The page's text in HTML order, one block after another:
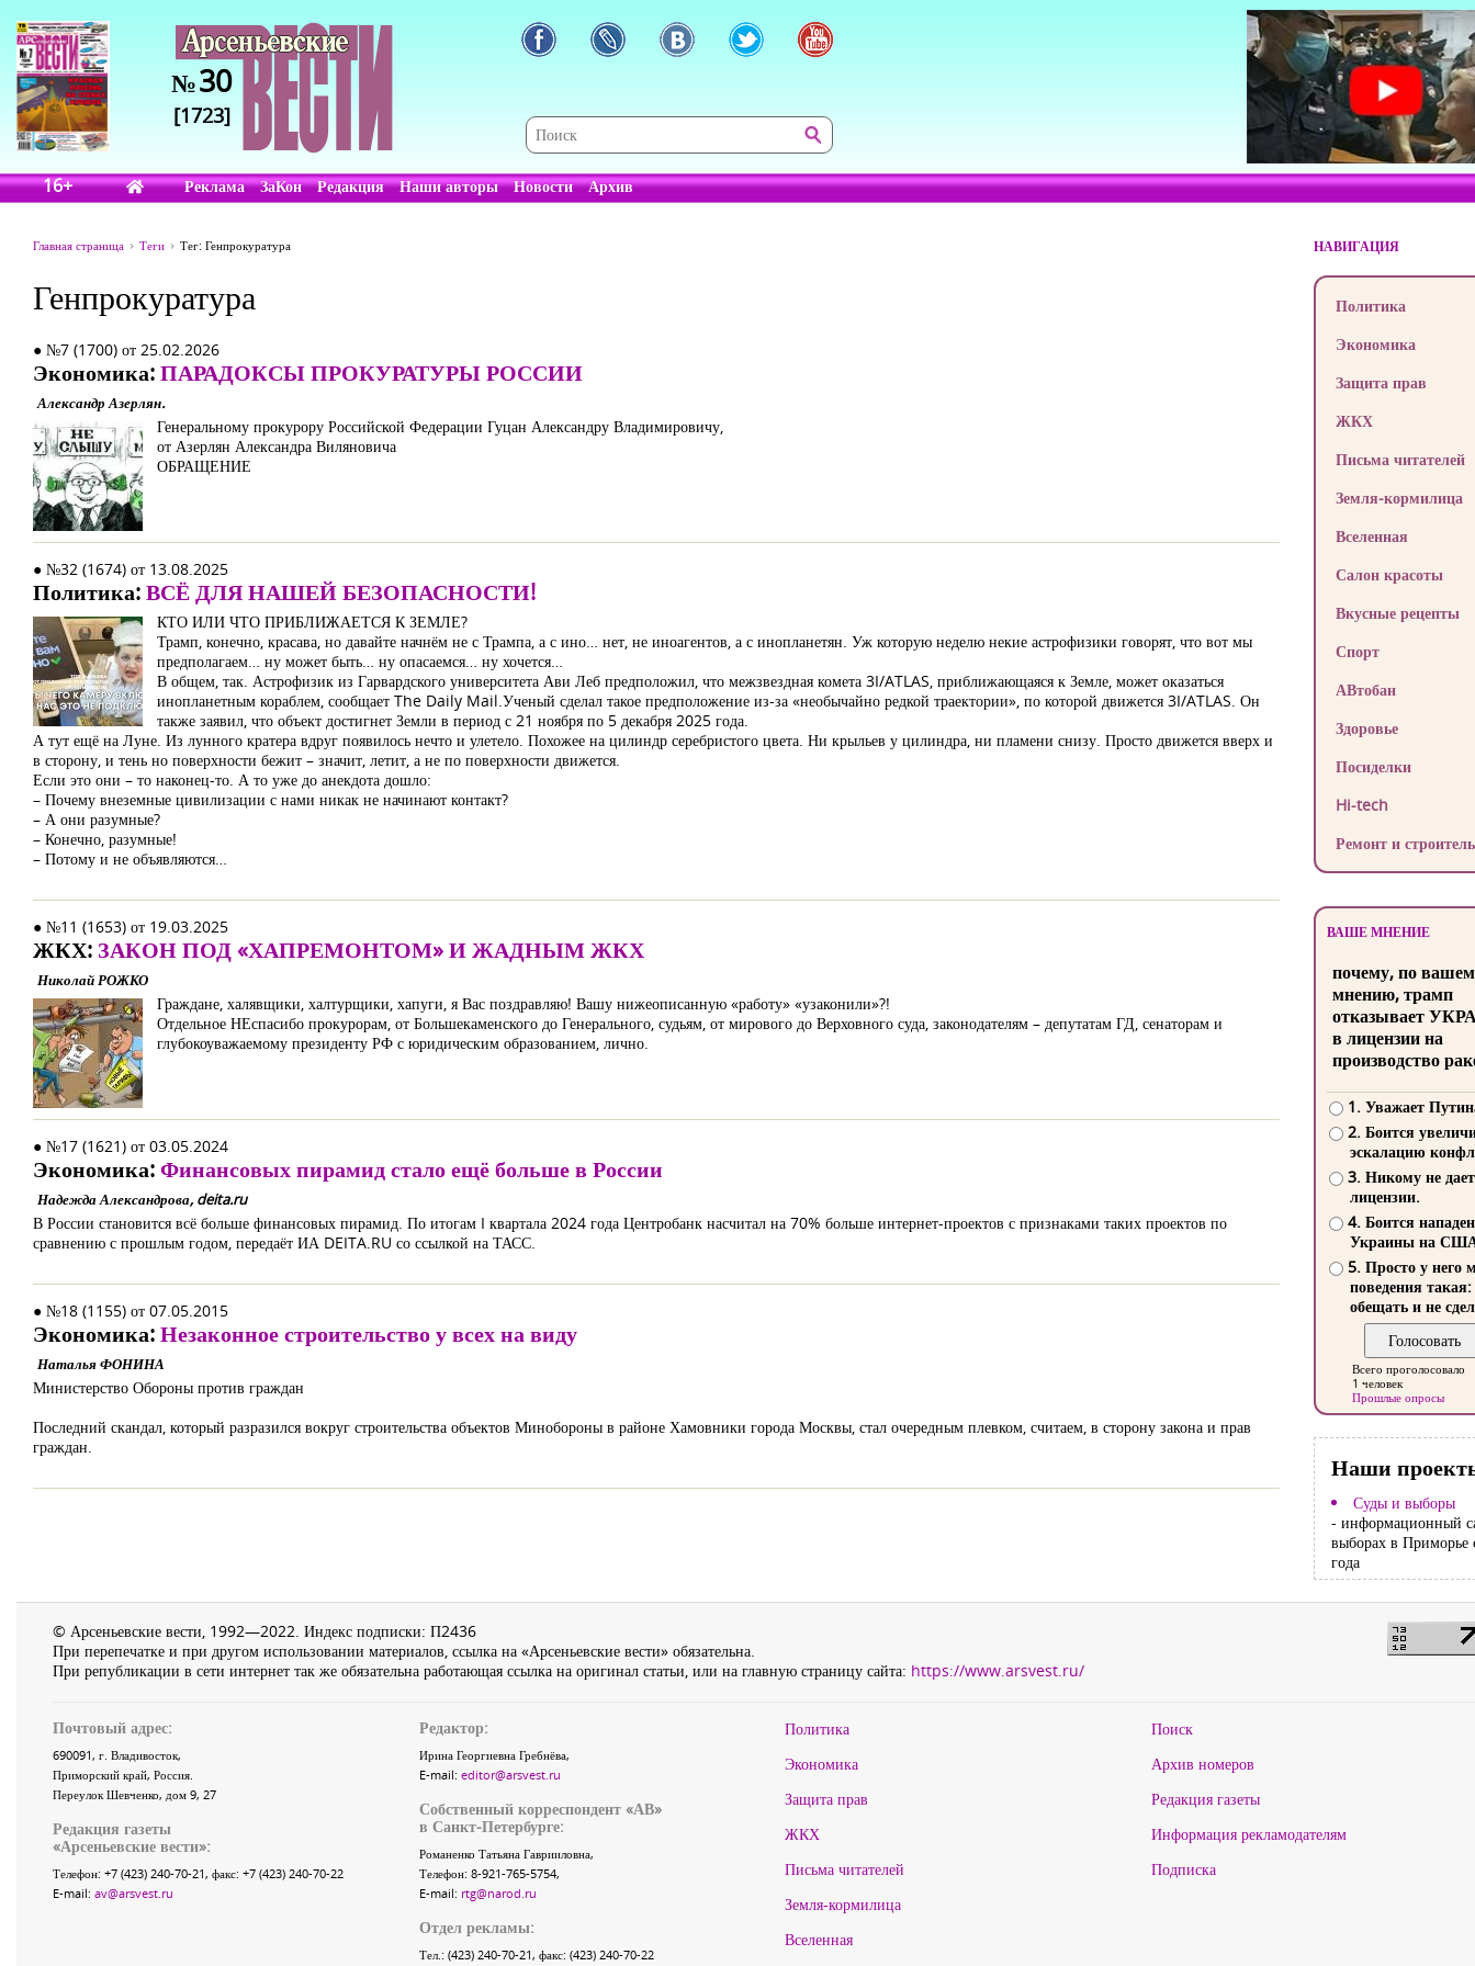
№30
[1723]
16+ Реклама ЗаКон Редакция Наши авторы Новости Архив
Главная страница Теги Тег: Генпрокуратура
Генпрокуратура
● №7 (1700) от 25.02.2026
Экономика:ПАРАДОКСЫ ПРОКУРАТУРЫ РОССИИ
Александр Азерлян.
Генеральному прокурору Российской Федерации Гуцан Александру Владимировичу,
от Азерлян Александра Виляновича
ОБРАЩЕНИЕ
● №32 (1674) от 13.08.2025
Политика:ВСЁ ДЛЯ НАШЕЙ БЕЗОПАСНОСТИ!
КТО ИЛИ ЧТО ПРИБЛИЖАЕТСЯ К ЗЕМЛЕ?
Трамп, конечно, красава, но давайте начнём не с Трампа, а с ино… нет, не иноагентов, а с инопланетян. Уж которую неделю некие астрофизики говорят, что вот мы
предполагаем… ну может быть… ну опасаемся… ну хочется…
В общем, так. Астрофизик из Гарвардского университета Ави Леб предположил, что межзвездная комета 3I/ATLAS, приближающаяся к Земле, может оказаться
инопланетным кораблем, сообщает The Daily Mail.Ученый сделал такое предположение из-за «необычайно редкой траектории», по которой движется 3I/ATLAS. Он
также заявил, что объект достигнет Земли в период с 21 ноября по 5 декабря 2025 года.
А тут ещё на Луне. Из лунного кратера вдруг появилось нечто и улетело. Похожее на цилиндр серебристого цвета. Ни крыльев у цилиндра, ни пламени снизу. Просто движется вверх и
в сторону, и тень но поверхности бежит – значит, летит, а не по поверхности движется.
Если это они – то наконец-то. А то уже до анекдота дошло:
– Почему внеземные цивилизации с нами никак не начинают контакт?
– А они разумные?
– Конечно, разумные!
– Потому и не объявляются…
● №11 (1653) от 19.03.2025
ЖКХ: ЗАКОН ПОД «ХАПРЕМОНТОМ» И ЖАДНЫМ ЖКХ
Николай РОЖКО
Граждане, халявщики, халтурщики, хапуги, я Вас поздравляю! Вашу нижеописанную «работу» «узаконили»?!
Отдельное НЕспасибо прокурорам, от Большекаменского до Генерального, судьям, от мирового до Верховного суда, законодателям – депутатам ГД, сенаторам и
глубокоуважаемому президенту РФ с юридическим образованием, лично.
● №17 (1621) от 03.05.2024
Экономика:Финансовых пирамид стало ещё больше в России
Надежда Александрова, deita.ru
В России становится всё больше финансовых пирамид. По итогам I квартала 2024 года Центробанк насчитал на 70% больше интернет-проектов с признаками таких проектов по
сравнению с прошлым годом, передаёт ИА DEITA.RU со ссылкой на ТАСС.
● №18 (1155) от 07.05.2015
Экономика:Незаконное строительство у всех на виду
Наталья ФОНИНА
Министерство Обороны против граждан
Последний скандал, который разразился вокруг строительства объектов Минобороны в районе Хамовники города Москвы, стал очередным плевком, считаем, в сторону закона и прав
граждан.
НАВИГАЦИЯ
Политика
Экономика
Защита прав
ЖКХ
Письма читателей
Земля-кормилица
Вселенная
Салон красоты
Вкусные рецепты
Спорт
АВтобан
Здоровье
Посиделки
Hi-tech
Ремонт и
ВАШЕ МНЕНИЕ
почему, по
мнению, трамп
отказывает
в лицензии на
производство
1. Уважает
2. Боится
эскалацию
3. Никому не
лицензии.
4. Боится
Украины на
5. Просто у него
поведения такая:
обещать и не
Всего проголосовало
1 человек
Прошлые опросы
Наши
Суды и выборы
- информационный
выборах в Приморье
года
© Арсеньевские вести, 1992—2022. Индекс подписки: П2436
При перепечатке и при другом использовании материалов, ссылка на «Арсеньевские вести» обязательна.
При републикации в сети интернет так же обязательна работающая ссылка на оригинал статьи, или на главную страницу сайта: https://www.arsvest.ru/
Почтовый адрес:
690091, г. Владивосток,
Приморский край, Россия.
Переулок Шевченко, дом 9, 27
Редакция газеты
«Арсеньевские вести»:
Телефон: +7 (423) 240-70-21, факс: +7 (423) 240-70-22
E-mail: av@arsvest.ru
Редактор:
Ирина Георгиевна Гребнёва,
E-mail: editor@arsvest.ru
Собственный корреспондент «АВ»
в Санкт-Петербурге:
Романенко Татьяна Гаврииловна,
Телефон: 8-921-765-5754,
E-mail: rtg@narod.ru
Отдел рекламы:
Тел.: (423) 240-70-21, факс: (423) 240-70-22
Политика
Экономика
Защита прав
ЖКХ
Письма читателей
Земля-кормилица
Вселенная
Поиск
Архив номеров
Редакция газеты
Информация рекламодателям
Подписка